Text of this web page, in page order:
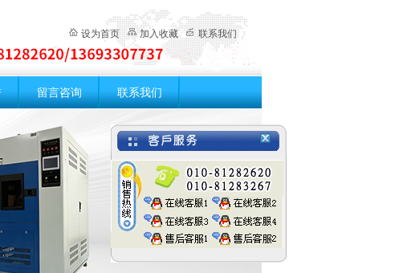
设为首页 加入收藏 联系我们
留言咨询 联系我们